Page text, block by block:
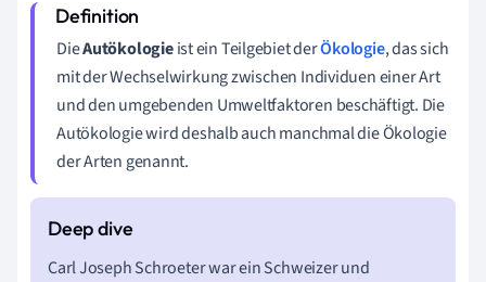
DieAutökologieist ein Teilgebiet derÖkologie, das sich
mit der Wechselwirkung zwischen Individuen einer Art
und den umgebenden Umweltfaktoren beschäftigt. Die
Autökologie wird deshalb auch manchmal die Ökologie
der Arten genannt.
Carl Joseph Schroeter war ein Schweizer und